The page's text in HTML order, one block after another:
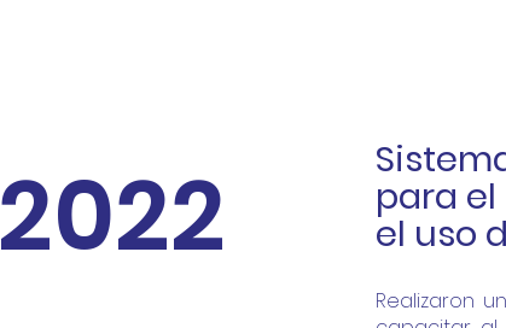
2022 para
el uso
Realizaron